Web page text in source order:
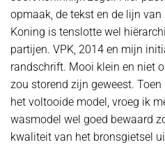
opmaak, de tekst en de lijn
Koning is tenslotte wel
partijen. VPK, 2014 en mijn
randschrift. Mooi klein en niet
zou storend zijn geweest.
het voltooide model, vroeg ik
wasmodel wel goed bewaard
kwaliteit van het bronsgietsel